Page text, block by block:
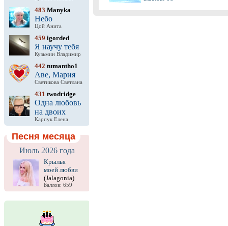
483 Manyka
Небо
Цой Анита
459 igorded
Я научу тебя
Кузьмин Владимир
442 tumantho1
Аве, Мария
Светикова Светлана
431 twodridge
Одна любовь
на двоих
Карпук Елена
Песня месяца
Июль 2026 года
Крылья
моей любви
(Jalagonia)
Баллов: 659